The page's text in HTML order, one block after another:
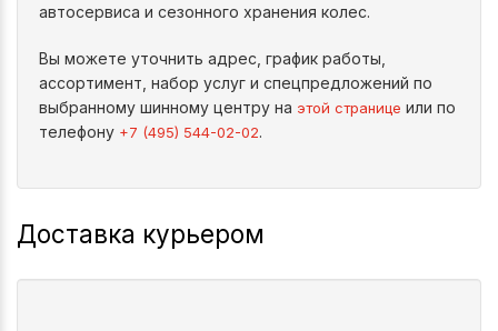
автосервиса и сезонного хранения колес.
Вы можете уточнить адрес, график работы,
ассортимент, набор услуг и спецпредложений по
выбранному шинному центру на этой странице или по
телефону +7 (495) 544-02-02.
Доставка курьером